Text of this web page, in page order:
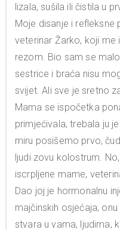
lizala, sušila ili čistila u
Moje disanje i
veterinar Žarko, koji
rezom. Bio sam se
sestrice i braća nisu
svijet. Ali sve je sretno
Mama se ispočetka
primjećivala, trebala ju
miru posišemo prvo,
ljudi zovu kolostrum.
iscrpljene mame,
Dao joj je hormonalnu
majčinskih osjećaja,
stvara u vama, ljudima,